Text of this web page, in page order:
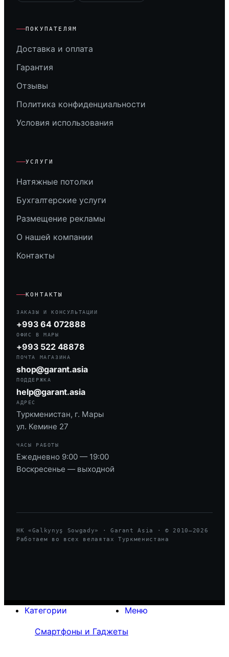
ПОКУПАТЕЛЯМ
Доставка и оплата
Гарантия
Отзывы
Политика конфиденциальности
Условия использования
УСЛУГИ
Натяжные потолки
Бухгалтерские услуги
Размещение рекламы
О нашей компании
Контакты
КОНТАКТЫ
ЗАКАЗЫ И КОНСУЛЬТАЦИИ
+993 64 072888
ОФИС В МАРЫ
+993 522 48878
ПОЧТА МАГАЗИНА
shop@garant.asia
ПОДДЕРЖКА
help@garant.asia
АДРЕС
Туркменистан, г. Мары
ул. Кемине 27
ЧАСЫ РАБОТЫ
Ежедневно 9:00 — 19:00
Воскресенье — выходной
HK «Galkynyş Sowgady» · Garant Asia · © 2010—2026
Работаем во всех велаятах Туркменистана
Меню
Категории
Смартфоны и Гаджеты